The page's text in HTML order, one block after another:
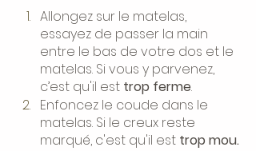
Allongez sur le matelas,
essayez de passer la main
entre le bas de votre dos et le
matelas. Si vous y parvenez,
c’est qu'il est trop ferme.
Enfoncez le coude dans le
matelas. Si le creux reste
marqué, c'est qu'il est trop mou.